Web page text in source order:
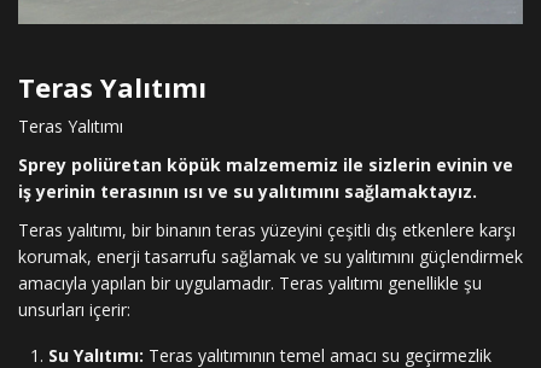
Teras Yalıtımı
Teras Yalıtımı
Sprey poliüretan köpük malzememiz ile sizlerin evinin ve
iş yerinin terasının ısı ve su yalıtımını sağlamaktayız.
Teras yalıtımı, bir binanın teras yüzeyini çeşitli dış etkenlere karşı
korumak, enerji tasarrufu sağlamak ve su yalıtımını güçlendirmek
amacıyla yapılan bir uygulamadır. Teras yalıtımı genellikle şu
unsurları içerir:
Su Yalıtımı: Teras yalıtımının temel amacı su geçirmezlik